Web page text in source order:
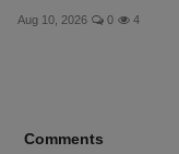
Aug 10, 2026 0 4
Comments